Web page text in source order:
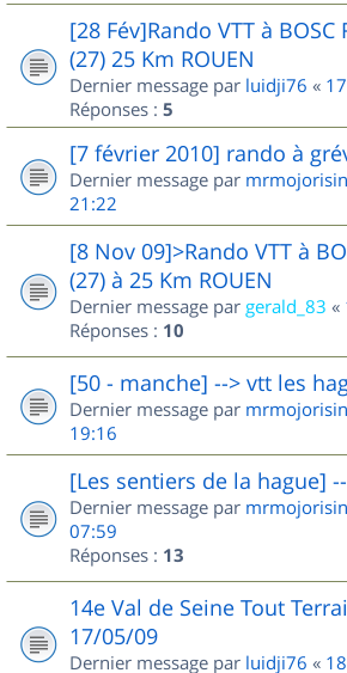
[28 Fév]Rando VTT à BOSC
(27) 25 Km ROUEN
Dernier message par luidji76 «
Réponses : 5
[7 février 2010] rando à
Dernier message par mrmojorisin
21:22
[8 Nov 09]>Rando VTT à
(27) à 25 Km ROUEN
Dernier message par gerald_83 «
Réponses : 10
[50 - manche] --> vtt les
Dernier message par mrmojorisin
19:16
[Les sentiers de la hague]
Dernier message par mrmojorisin
07:59
Réponses : 13
14e Val de Seine Tout
17/05/09
Dernier message par luidji76 «